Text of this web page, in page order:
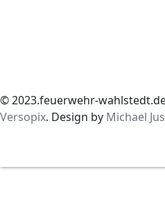
© 2023.feuerwehr-
Versopix. Design by Michael